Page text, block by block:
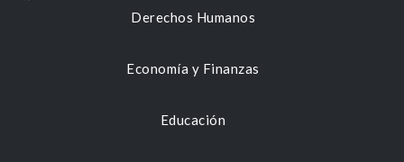
Derechos Humanos
Economía y Finanzas
Educación